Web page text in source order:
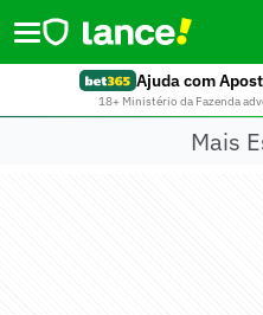
Ajuda com
18+ Ministério da Fazenda
Mais